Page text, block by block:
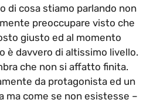
di cosa stiamo parlando non
preoccupare visto che
giusto ed al momento
è davvero di altissimo livello.
che non si affatto finita.
da protagonista ed un
ma come se non esistesse –